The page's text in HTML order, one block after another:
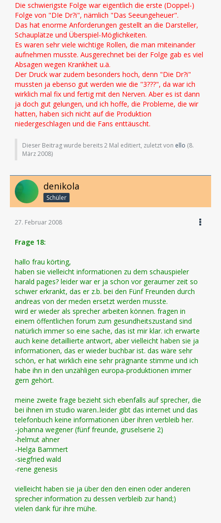
Die schwierigste Folge war eigentlich die erste (Doppel-)
Folge von "DIe Dr?i", nämlich "Das Seeungeheuer".
Das hat enorme Anforderungen gestellt an die Darsteller,
Schauplätze und Überspiel-Möglichkeiten.
Es waren sehr viele wichtige Rollen, die man miteinander
aufnehmen musste. Ausgerechnet bei der Folge gab es viel
Absagen wegen Krankheit u.ä.
Der Druck war zudem besonders hoch, denn "Die Dr?i"
mussten ja ebenso gut werden wie die "3???", da war ich
wirklich mal fix und fertig mit den Nerven. Aber es ist dann
ja doch gut gelungen, und ich hoffe, die Probleme, die wir
hatten, haben sich nicht auf die Produktion
niedergeschlagen und die Fans enttäuscht.
Dieser Beitrag wurde bereits 2 Mal editiert, zuletzt von ello (8.
März 2008)
denikola
Schüler
27. Februar 2008
Frage 18:
hallo frau körting,
haben sie vielleicht informationen zu dem schauspieler
harald pages? leider war er ja schon vor geraumer zeit so
schwer erkrankt, das er z.b. bei den Fünf Freunden durch
andreas von der meden ersetzt werden musste.
wird er wieder als sprecher arbeiten können. fragen in
einem öffentlichen forum zum gesundheitszustand sind
natürlich immer so eine sache, das ist mir klar. ich erwarte
auch keine detaillierte antwort, aber vielleicht haben sie ja
informationen, das er wieder buchbar ist. das wäre sehr
schön, er hat wirklich eine sehr prägnante stimme und ich
habe ihn in den unzähligen europa-produktionen immer
gern gehört.
meine zweite frage bezieht sich ebenfalls auf sprecher, die
bei ihnen im studio waren..leider gibt das internet und das
telefonbuch keine informationen über ihren verbleib her.
-johanna wegener (fünf freunde, gruselserie 2)
-helmut ahner
-Helga Bammert
-siegfried wald
-rene genesis
vielleicht haben sie ja über den den einen oder anderen
sprecher information zu dessen verbleib zur hand;)
vielen dank für ihre mühe.